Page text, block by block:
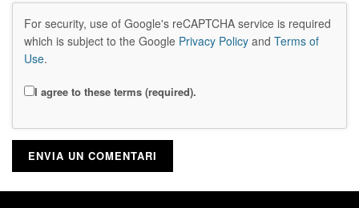
For security, use of Google's reCAPTCHA service is required
which is subject to the Google Privacy Policy and Terms of
Use.
I agree to these terms (required).